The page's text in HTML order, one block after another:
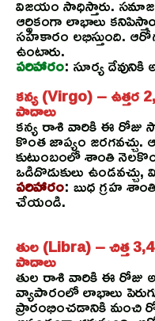
విజయం సాధిస్తారు.
ఆర్థికంగా లాభాలు
సహకారం లభిస్తుంది.
ఉంటారు.
పరిహారం: సూర్య దేవునికి
కన్య (Virgo) – ఉత్తర
పాదాలు
కన్య రాశి వారికి ఈ
కొంత జాప్యం జరగవచ్చు.
కుటుంబంలో శాంతి
ఒడిదొడుకులు
పరిహారం: బుధ గ్రహ
చేయండి.
తుల (Libra) – చిత్త
పాదాలు
తుల రాశి వారికి ఈ రోజు
వ్యాపారంలో లాభాలు
ప్రారంభించడానికి మంచి